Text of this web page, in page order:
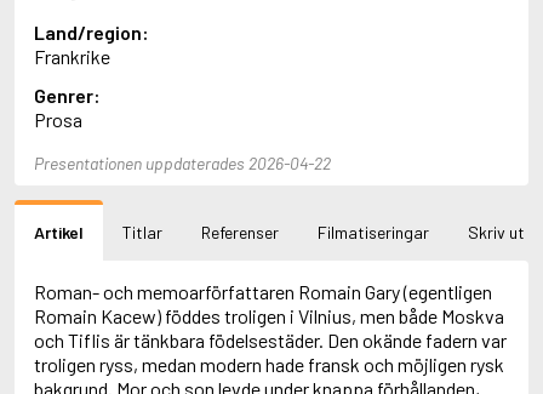
Adams, Jane
Adams, Richard
Adbåge, Emma
Adbåge, Lisen
Adichie, Chimamanda Ngozi
Adler-Olsen, Jussi
Adlerbeth, Gudmund Jöran
Adolfsson, Eva
Adolfsson, Evert
Adolfsson, Gunnar
Adolfsson, Josefine
Adolfsson, Maria
Land/region:
Frankrike
Genrer:
Prosa
Presentationen uppdaterades 2026-04-22
Artikel Titlar Referenser Filmatiseringar Skriv ut
Roman- och memoarförfattaren Romain Gary (egentligen
Romain Kacew) föddes troligen i Vilnius, men både Moskva
och Tiflis är tänkbara födelsestäder. Den okände fadern var
troligen ryss, medan modern hade fransk och möjligen rysk
bakgrund. Mor och son levde under knappa förhållanden,